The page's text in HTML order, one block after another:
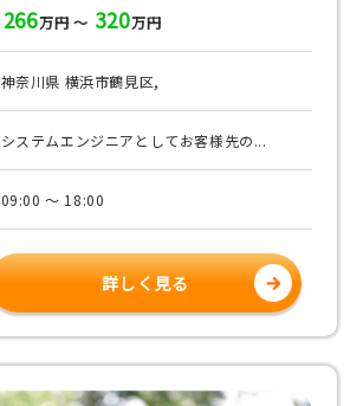
266万円 ～ 320万円
神奈川県 横浜市鶴見区,
システムエンジニアとしてお客様先の...
09:00 ～ 18:00
詳しく見る